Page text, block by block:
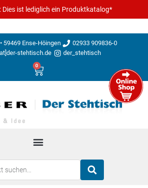
Dies ist lediglich ein Produktkatalog*
59469 Ense-Höingen
02933 909836-0
stehtisch.de
der_stehtisch
0